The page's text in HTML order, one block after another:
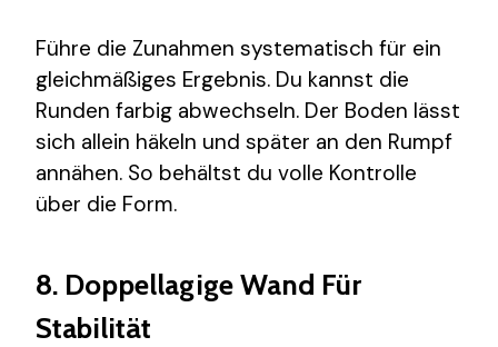
Führe die Zunahmen systematisch für ein
gleichmäßiges Ergebnis. Du kannst die
Runden farbig abwechseln. Der Boden lässt
sich allein häkeln und später an den Rumpf
annähen. So behältst du volle Kontrolle
über die Form.
8. Doppellagige Wand Für
Stabilität